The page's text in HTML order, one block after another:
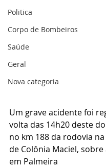
Politica
Corpo de Bombeiros
Saúde
Geral
Nova categoria
Um grave acidente foi
volta das 14h20 deste
no km 188 da rodovia
de Colônia Maciel, sobre
em Palmeira